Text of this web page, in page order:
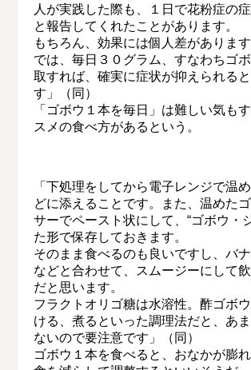
人が実践した際も、１日で花粉症の
と報告してくれたことがあります。
もちろん、効果には個人差がありま
では、毎日３０グラム、すなわちゴ
取すれば、確実に症状が抑えられる
す」（同）
「ゴボウ１本を毎日」は難しい気も
スメの食べ方があるという。
「下処理をしてから電子レンジで温
どに添えることです。また、温めた
サーでペースト状にして、“ゴボウ・
た形で保存しておきます。
そのまま食べるのも良いですし、バ
などと合わせて、スムージーにして
だと思います。
フラクトオリゴ糖は水溶性。酢ゴボ
ける、煮るといった調理法だと、あ
ないので要注意です」（同）
ゴボウ１本を食べると、おなかが膨